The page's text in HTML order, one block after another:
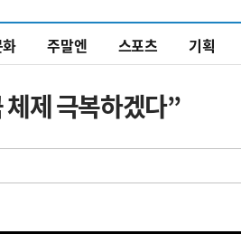
주말엔 스포츠 기획
제 극복하겠다”